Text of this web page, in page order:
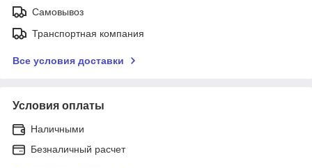
Самовывоз
Транспортная компания
Все условия доставки
Условия оплаты
Наличными
Безналичный расчет